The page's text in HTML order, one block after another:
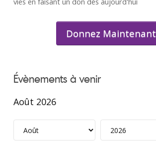
Donnez Maintenant
Évènements à venir
Août 2026